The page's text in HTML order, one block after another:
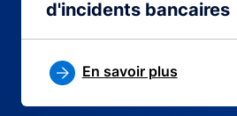
d'incidents bancaires
En savoir plus